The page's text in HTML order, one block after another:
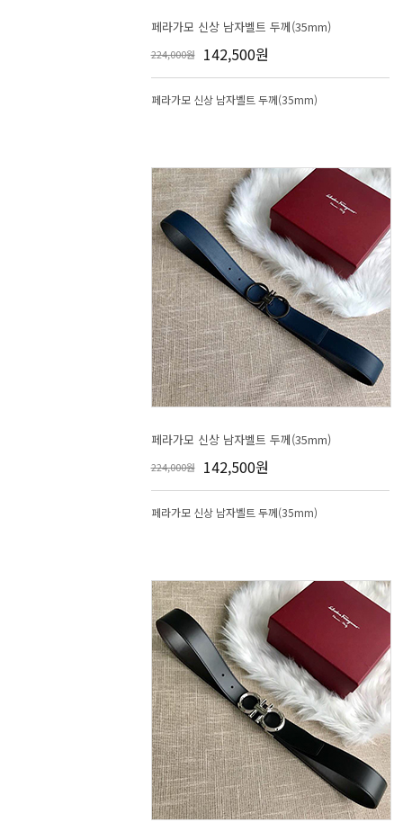
페라가모 신상 남자벨트 두께(35mm)
224,000원 142,500원
페라가모 신상 남자벨트 두께(35mm)
페라가모 신상 남자벨트 두께(35mm)
224,000원 142,500원
페라가모 신상 남자벨트 두께(35mm)